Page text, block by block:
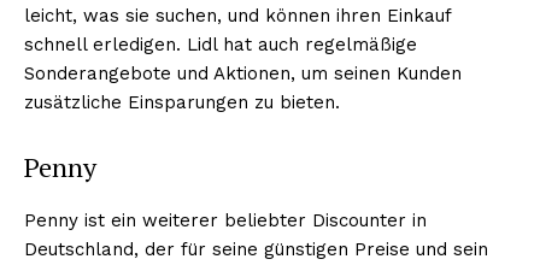
leicht, was sie suchen, und können ihren Einkauf
schnell erledigen. Lidl hat auch regelmäßige
Sonderangebote und Aktionen, um seinen Kunden
zusätzliche Einsparungen zu bieten.
Penny
Penny ist ein weiterer beliebter Discounter in
Deutschland, der für seine günstigen Preise und sein